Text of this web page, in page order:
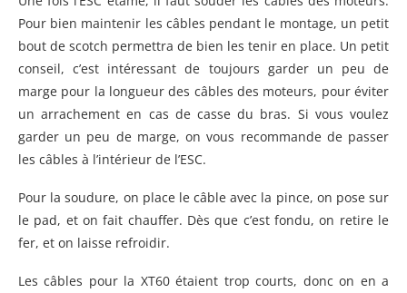
Pour bien maintenir les câbles pendant le montage, un petit
bout de scotch permettra de bien les tenir en place. Un petit
conseil, c’est intéressant de toujours garder un peu de
marge pour la longueur des câbles des moteurs, pour éviter
un arrachement en cas de casse du bras. Si vous voulez
garder un peu de marge, on vous recommande de passer
les câbles à l’intérieur de l’ESC.
Pour la soudure, on place le câble avec la pince, on pose sur
le pad, et on fait chauffer. Dès que c’est fondu, on retire le
fer, et on laisse refroidir.
Les câbles pour la XT60 étaient trop courts, donc on en a